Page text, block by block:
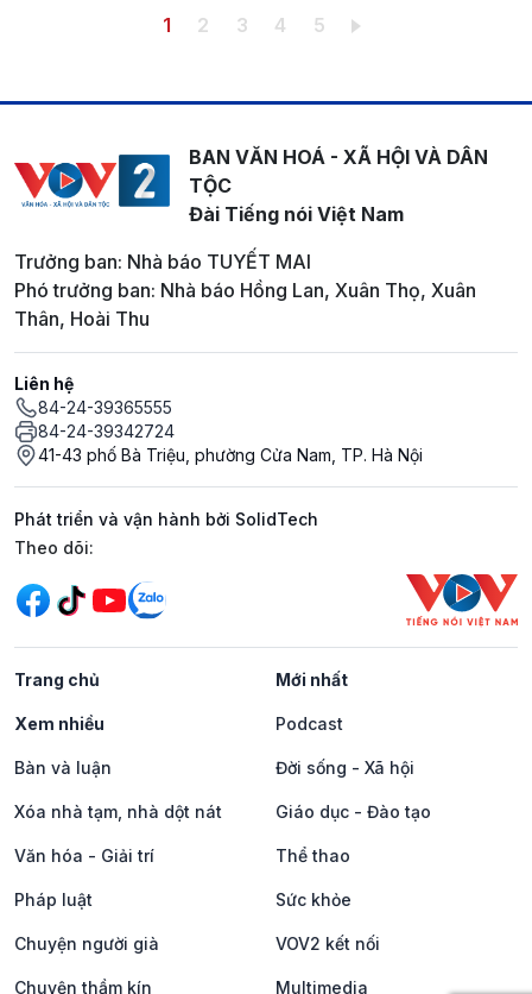
Trang hiện thời
1 Trang
2 Trang
3 Trang
4 Trang
5
BAN VĂN HOÁ - XÃ HỘI VÀ DÂN
TỘC
Đài Tiếng nói Việt Nam
Trưởng ban: Nhà báo TUYẾT MAI
Phó trưởng ban: Nhà báo Hồng Lan, Xuân Thọ, Xuân
Thân, Hoài Thu
Liên hệ
84-24-39365555
84-24-39342724
41-43 phố Bà Triệu, phường Cửa Nam, TP. Hà Nội
Phát triển và vận hành bởi SolidTech
Mạng xã hội
Theo dõi:
Trang chủ Mới nhất
Xem nhiều Podcast
Bàn và luận Đời sống - Xã hội
Xóa nhà tạm, nhà dột nát Giáo dục - Đào tạo
Văn hóa - Giải trí Thể thao
Pháp luật Sức khỏe
Chuyện người già VOV2 kết nối
Chuyện thầm kín Multimedia